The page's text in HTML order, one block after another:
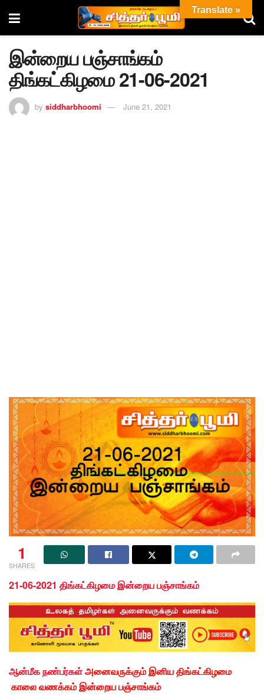
இன்றைய பஞ்சாங்கம்
திங்கட்கிழமை 21-06-2021
by siddharbhoomi June 21, 2021
1
SHARES
21-06-2021 திங்கட்கிழமை இன்றைய பஞ்சாங்கம்
ஆன்மீக நண்பர்கள்அனைவருக்கும் இனிய திங்கட்கிழமை
காலை வணக்கம் இன்றைய பஞ்சாங்கம்
Translate »